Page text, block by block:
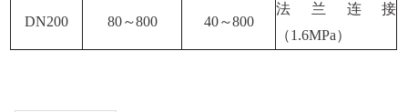
DN200 80～800 40～800
法兰连接
（1.6MPa）